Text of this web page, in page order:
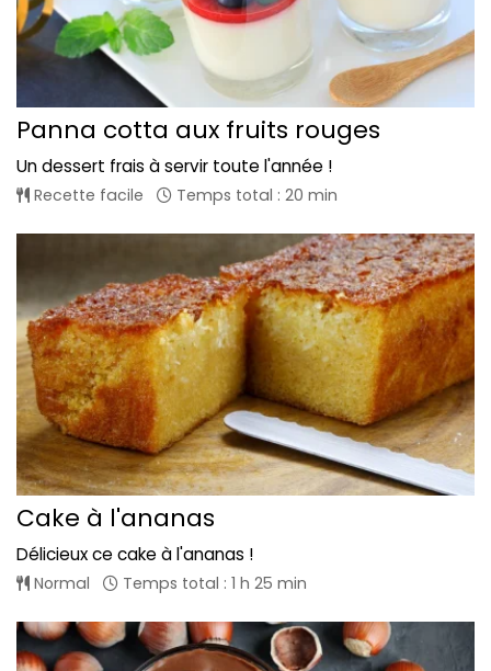
Panna cotta aux fruits rouges
Un dessert frais à servir toute l'année !
Recette facile Temps total : 20 min
Cake à l'ananas
Délicieux ce cake à l'ananas !
Normal Temps total : 1 h 25 min